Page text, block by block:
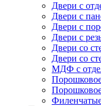
Двери с
Двери с
Двери с
Двери с
Двери со
Двери со
МДФ с